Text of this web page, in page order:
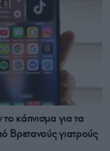
κάπνισμα για τα
Βρετανούς γιατρούς